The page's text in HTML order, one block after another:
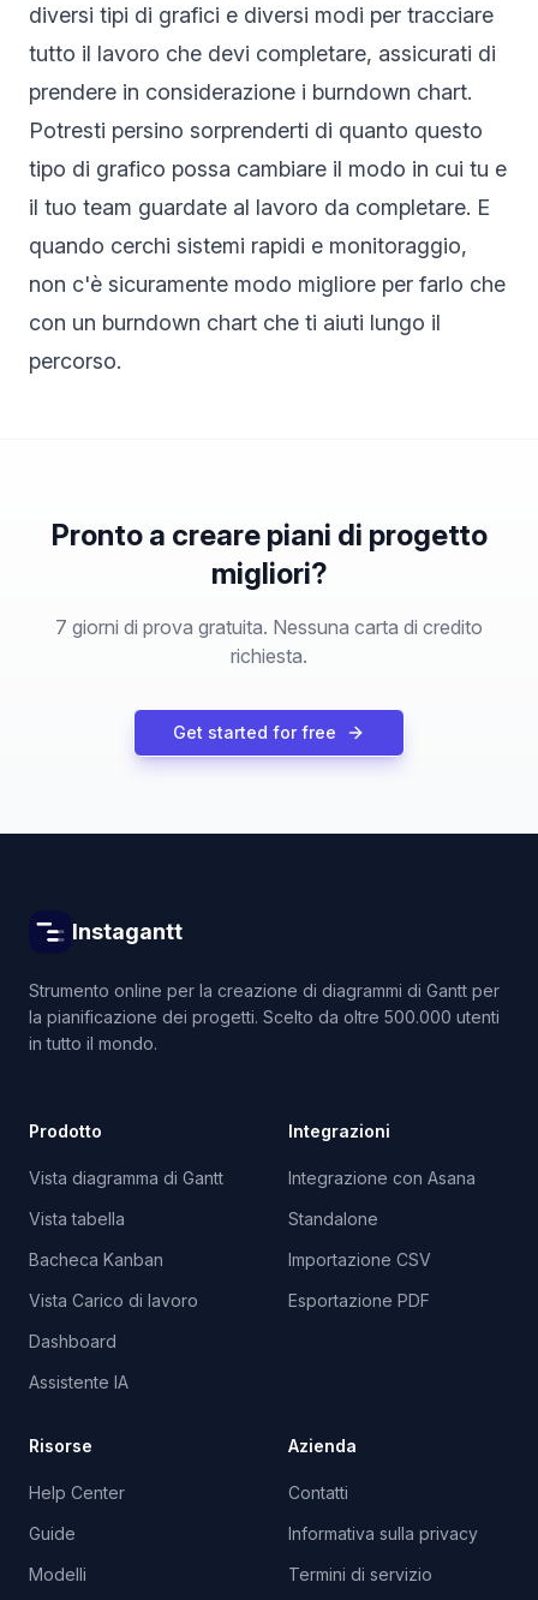
diversi tipi di grafici e diversi modi per tracciare
tutto il lavoro che devi completare, assicurati di
prendere in considerazione i burndown chart.
Potresti persino sorprenderti di quanto questo
tipo di grafico possa cambiare il modo in cui tu e
il tuo team guardate al lavoro da completare. E
quando cerchi sistemi rapidi e monitoraggio,
non c'è sicuramente modo migliore per farlo che
con un burndown chart che ti aiuti lungo il
percorso.
Pronto a creare piani di progetto
migliori?
7 giorni di prova gratuita. Nessuna carta di credito
richiesta.
Get started for free
Instagantt
Strumento online per la creazione di diagrammi di Gantt per
la pianificazione dei progetti. Scelto da oltre 500.000 utenti
in tutto il mondo.
Prodotto
Vista diagramma di Gantt
Vista tabella
Bacheca Kanban
Vista Carico di lavoro
Dashboard
Assistente IA
Integrazioni
Integrazione con Asana
Standalone
Importazione CSV
Esportazione PDF
Risorse
Help Center
Guide
Modelli
Azienda
Contatti
Informativa sulla privacy
Termini di servizio